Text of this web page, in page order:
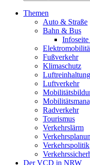
Themen
Auto & Straße
Bahn & Bus
Fußverkehr
Klimaschutz
Luftreinhaltung
Luftverkehr
Radverkehr
Tourismus
Verkehrslärm
Verkehrspolitik
Der VCD in NRW